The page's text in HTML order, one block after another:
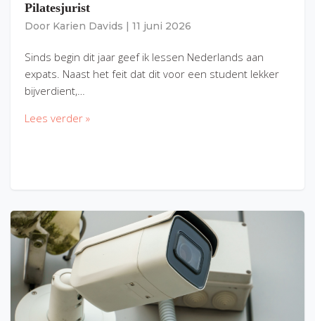
Pilatesjurist
Door Karien Davids 11 juni 2026
Sinds begin dit jaar geef ik lessen Nederlands aan
expats. Naast het feit dat dit voor een student lekker
bijverdient,…
Lees verder »